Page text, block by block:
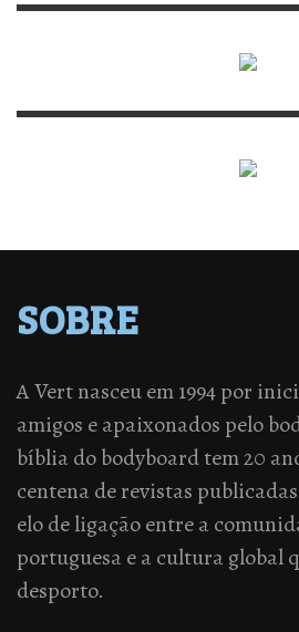
SOBRE
A Vert nasceu em 1994 por
amigos e apaixonados pelo
bíblia do bodyboard tem 20
centena de revistas
elo de ligação entre a
portuguesa e a cultura global
desporto.